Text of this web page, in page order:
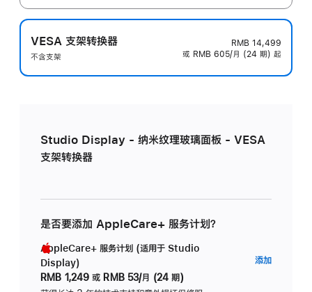
VESA 支架转换器
不含支架
RMB 14,499
或 RMB 605/月 (24 期) 起
Studio Display - 纳米纹理玻璃面板 - VESA
支架转换器
是否要添加 AppleCare+ 服务计划？
AppleCare+ 服务计划 (适用于 Studio
Display)
RMB 1,249 或 RMB 53/月 (24 期)
添加